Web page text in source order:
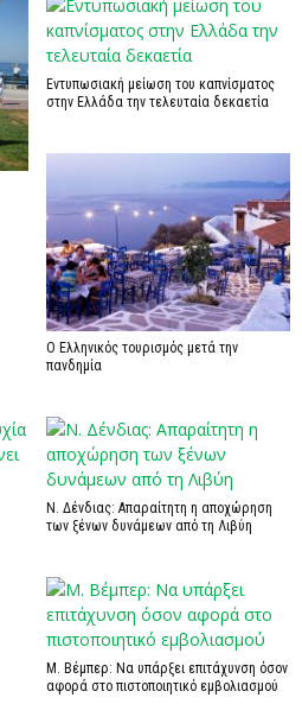
Εντυπωσιακή μείωση του καπνίσματος
στην Ελλάδα την τελευταία δεκαετία
Ο Ελληνικός τουρισμός μετά την
πανδημία
Ν. Δένδιας: Απαραίτητη η αποχώρηση
των ξένων δυνάμεων από τη Λιβύη
Μ. Βέμπερ: Να υπάρξει επιτάχυνση όσον
αφορά στο πιστοποιητικό εμβολιασμού